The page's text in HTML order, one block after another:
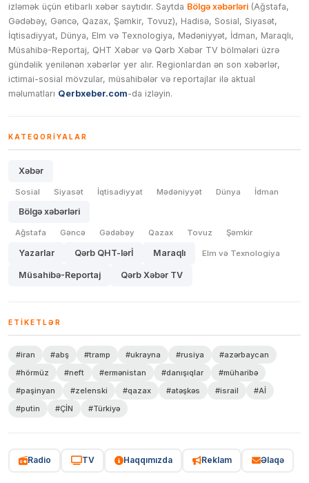
izləmək üçün etibarlı xəbər saytıdır. Saytda Bölgə xəbərləri (Ağstafa,
Gədəbəy, Gəncə, Qazax, Şəmkir, Tovuz), Hadisə, Sosial, Siyasət,
İqtisadiyyat, Dünya, Elm və Texnologiya, Mədəniyyət, İdman, Maraqlı,
Müsahibə-Reportaj, QHT Xəbər və Qərb Xəbər TV bölmələri üzrə
gündəlik yenilənən xəbərlər yer alır. Regionlardan ən son xəbərlər,
ictimai-sosial mövzular, müsahibələr və reportajlar ilə aktual
məlumatları Qerbxeber.com-da izləyin.
KATEQORIYALAR
Xəbər
Sosial Siyasət İqtisadiyyat Mədəniyyət Dünya İdman
Bölgə xəbərləri
Ağstafa Gəncə Gədəbəy Qazax Tovuz Şəmkir
Yazarlar Qərb QHT-lərİ Maraqlı Elm və Texnologiya
Müsahibə-Reportaj Qərb Xəbər TV
ETIKETLƏR
#iran #abş #tramp #ukrayna #rusiya
#azərbaycan
#hörmüz
#neft #ermənistan #danışıqlar
#müharibə
#paşinyan
#zelenski #qazax #atəşkəs #israil
#Aİ
#putin
#ÇİN #Türkiyə
Radio TV Haqqımızda Reklam Əlaqə